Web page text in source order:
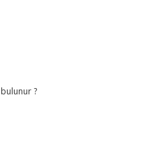
bulunur ?